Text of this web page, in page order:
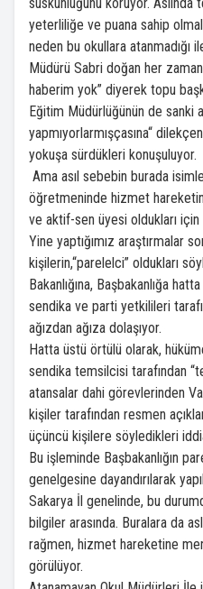
suskunluğunu koruyor.
yeterliliğe ve puana sahip
neden bu okullara atanmadığı
Müdürü Sabri doğan her
haberim yok” diyerek topu
Eğitim Müdürlüğünün de sanki
yapmıyorlarmışçasına“
yokuşa sürdükleri konuşuluyor.
Ama asıl sebebin burada
öğretmeninde hizmet
ve aktif-sen üyesi oldukları için
Yine yaptığımız araştırmalar
kişilerin,“parelelci” oldukları
Bakanlığına, Başbakanlığa
sendika ve parti yetkilileri
ağızdan ağıza dolaşıyor.
Hatta üstü örtülü olarak,
sendika temsilcisi tarafından
atansalar dahi görevlerinden
kişiler tarafından resmen
üçüncü kişilere söyledikleri
Bu işleminde Başbakanlığın
genelgesine dayandırılarak
Sakarya İl genelinde, bu
bilgiler arasında. Buralara da
rağmen, hizmet hareketine
görülüyor.